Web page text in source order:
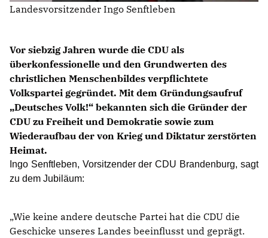
BILDER
75 JAHRE CDU BRANDENBURG
PRESSE
SPENDEN
Mitglied werden
Vor siebzig Jahren wurde die CDU als
überkonfessionelle und den Grundwerten des
christlichen Menschenbildes verpflichtete
Volkspartei gegründet. Mit dem Gründungsaufruf
Deutsches Volk!“ bekannten sich die Gründer der
CDU zu Freiheit und Demokratie sowie zum
Wiederaufbau der von Krieg und Diktatur zerstörten
Heimat.
Ingo Senftleben, Vorsitzender der CDU Brandenburg, sagt
zu dem Jubiläum:
Wie keine andere deutsche Partei hat die CDU die
Geschicke unseres Landes beeinflusst und geprägt.
Landesvorsitzender Ingo Senftleben